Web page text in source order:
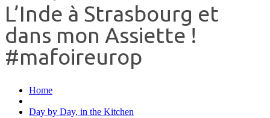
L’Inde à Strasbourg et
dans mon Assiette !
#mafoireurop
Home
Day by Day, in the Kitchen